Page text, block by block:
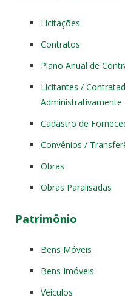
Licitações
Contratos
Plano Anual de
Licitantes /
Administrativamente
Cadastro de
Convênios /
Obras
Obras Paralisadas
Patrimônio
Bens Móveis
Bens Imóveis
Veículos